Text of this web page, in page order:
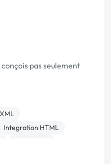
pas seulement
Integration HTML